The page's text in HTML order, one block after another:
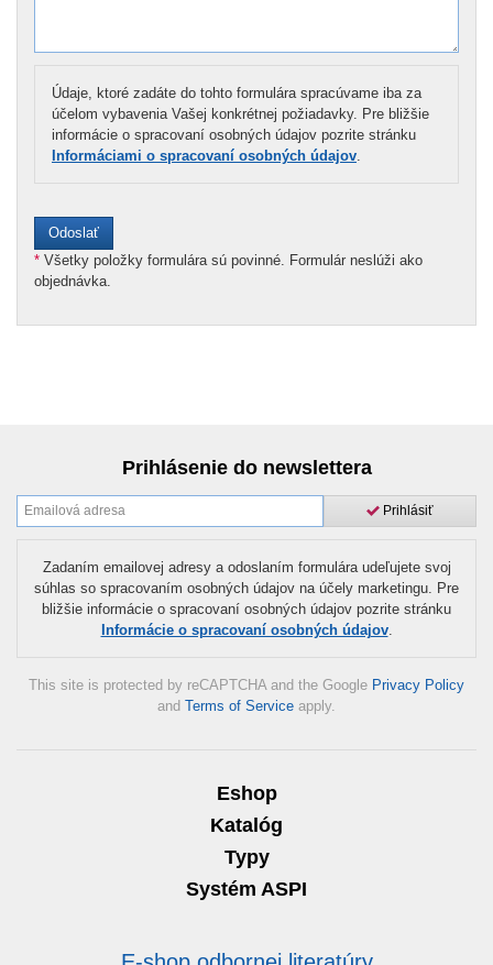
Údaje, ktoré zadáte do tohto formulára spracúvame iba za
účelom vybavenia Vašej konkrétnej požiadavky. Pre bližšie
informácie o spracovaní osobných údajov pozrite stránku
Informáciami o spracovaní osobných údajov.
* Všetky položky formulára sú povinné. Formulár neslúži ako
objednávka.
Prihlásenie do newslettera
Prihlásiť
Zadaním emailovej adresy a odoslaním formulára udeľujete svoj
súhlas so spracovaním osobných údajov na účely marketingu. Pre
bližšie informácie o spracovaní osobných údajov pozrite stránku
Informácie o spracovaní osobných údajov.
This site is protected by reCAPTCHA and the Google Privacy Policy
and Terms of Service apply.
Eshop
Katalóg
Typy
Systém ASPI